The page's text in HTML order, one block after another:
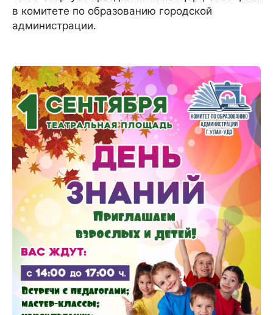
в комитете по образованию городской
администрации.